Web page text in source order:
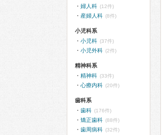
婦人科 (12件)
産婦人科 (8件)
小児科系
小児科 (37件)
小児外科 (2件)
精神科系
精神科 (33件)
心療内科 (20件)
歯科系
歯科 (176件)
矯正歯科 (88件)
歯周病科 (32件)